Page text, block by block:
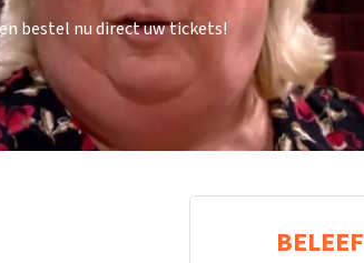
bestel nu direct uw tickets!
BELEEF